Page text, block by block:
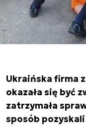
Ukraińska firma
okazała się być
zatrzymała
sposób